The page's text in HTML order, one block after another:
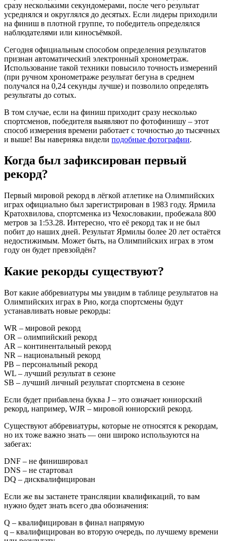
сразу несколькими секундомерами, после чего результат
усреднялся и округлялся до десятых. Если лидеры приходили
на финиш в плотной группе, то победитель определялся
наблюдателями или киносъёмкой.
Сегодня официальным способом определения результатов
признан автоматический электронный хронометраж.
Использование такой техники повысило точность измерений
(при ручном хронометраже результат бегуна в среднем
получался на 0,24 секунды лучше) и позволило определять
результаты до сотых.
В том случае, если на финиш приходит сразу несколько
спортсменов, победителя выявляют по фотофинишу – этот
способ измерения времени работает с точностью до тысячных
и выше! Вы наверняка видели подобные фотографии.
Когда был зафиксирован первый
рекорд?
Первый мировой рекорд в лёгкой атлетике на Олимпийских
играх официально был зарегистрирован в 1983 году. Ярмила
Кратохвилова, спортсменка из Чехословакии, пробежала 800
метров за 1:53.28. Интересно, что её рекорд так и не был
побит до наших дней. Результат Ярмилы более 20 лет остаётся
недостижимым. Может быть, на Олимпийских играх в этом
году он будет превзойдён?
Какие рекорды существуют?
Вот какие аббревиатуры мы увидим в таблице результатов на
Олимпийских играх в Рио, когда спортсмены будут
устанавливать новые рекорды:
WR – мировой рекорд
OR – олимпийский рекорд
AR – континентальный рекорд
NR – национальный рекорд
PB – персональный рекорд
WL – лучший результат в сезоне
SB – лучший личный результат спортсмена в сезоне
Если будет прибавлена буква J – это означает юниорский
рекорд, например, WJR – мировой юниорский рекорд.
Существуют аббревиатуры, которые не относятся к рекордам,
но их тоже важно знать — они широко используются на
забегах:
DNF – не финишировал
DNS – не стартовал
DQ – дисквалифицирован
Если же вы застанете трансляции квалификаций, то вам
нужно будет знать всего два обозначения:
Q – квалифицирован в финал напрямую
q – квалифицирован во вторую очередь, по лучшему времени